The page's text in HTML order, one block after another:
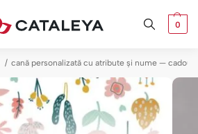
0
cană personalizată cu atribute și nume — cadou